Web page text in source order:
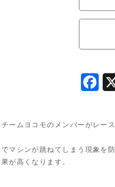
250B
b
ームヨコモのメンバーがレー
マシンが跳ねてしまう現象を
が高くなります。